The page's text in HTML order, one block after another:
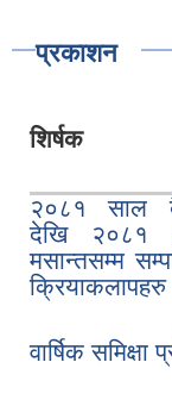
प्रकाशन
शिर्षक
२०८१ साल
देखि २०८१
मसान्तसम्म
क्रियाकलापहरु
वार्षिक समिक्षा